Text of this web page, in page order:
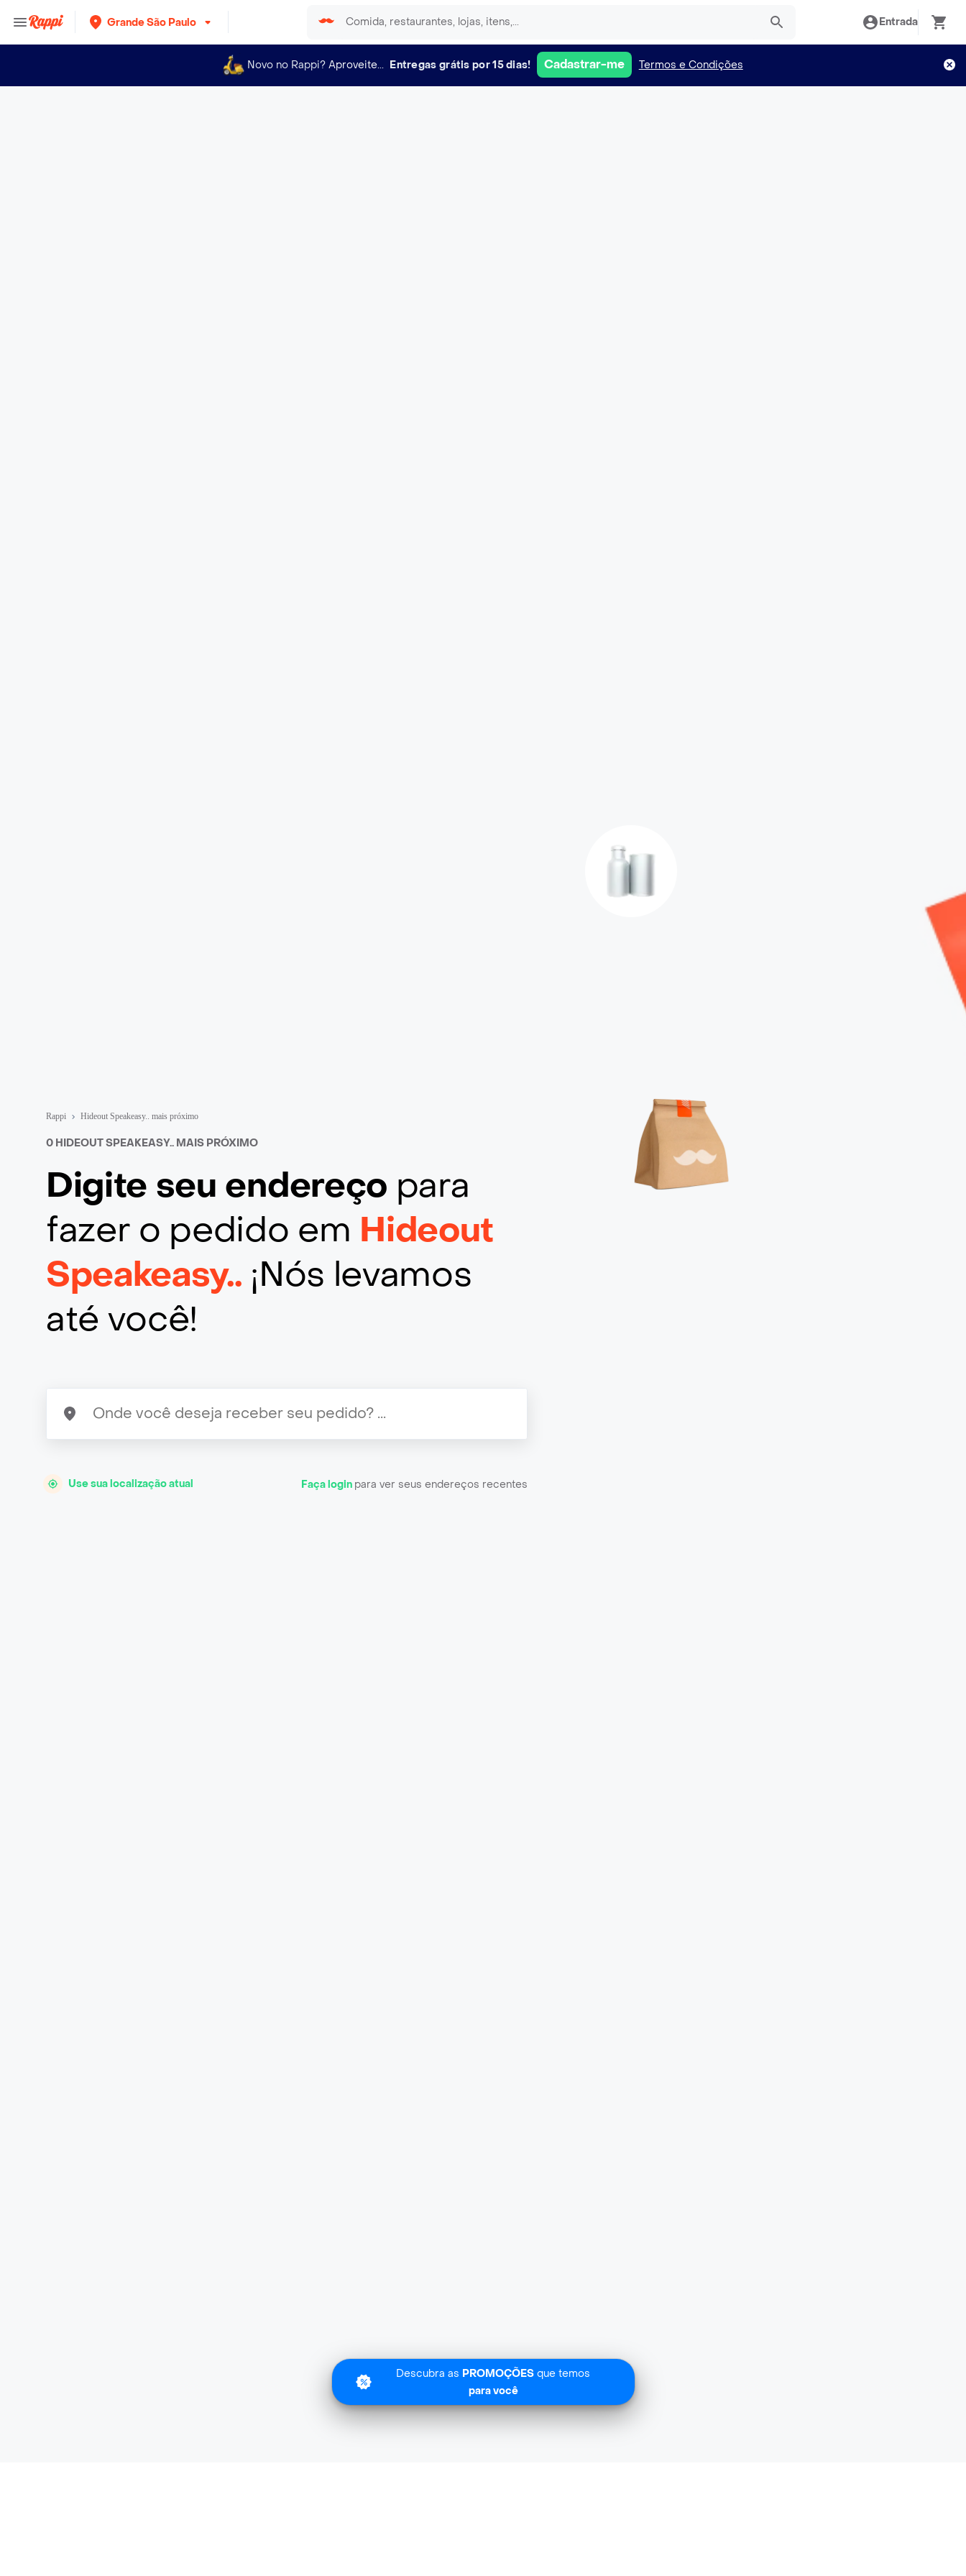
Grande São Paulo Entrada
Descubra as PROMOÇÕES que temos
para você
Novo no Rappi? Aproveite... Entregas grátis por 15 dias! Cadastrar-me Termos e Condições
Rappi Hideout Speakeasy.. mais próximo
0 HIDEOUT SPEAKEASY.. MAIS PRÓXIMO
Digite seu endereço para
fazer o pedido em Hideout
Speakeasy.. ¡Nós levamos
até você!
Use sua localização atual Faça login para ver seus endereços recentes